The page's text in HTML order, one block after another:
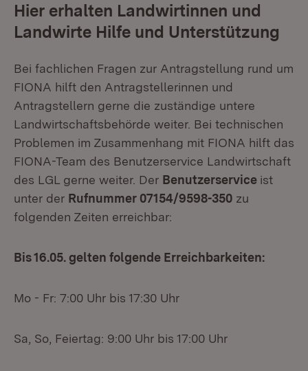
Hier erhalten Landwirtinnen und
Landwirte Hilfe und Unterstützung
Bei fachlichen Fragen zur Antragstellung rund um
FIONA hilft den Antragstellerinnen und
Antragstellern gerne die zuständige untere
Landwirtschaftsbehörde weiter. Bei technischen
Problemen im Zusammenhang mit FIONA hilft das
FIONA-Team des Benutzerservice Landwirtschaft
des LGL gerne weiter. Der Benutzerservice ist
unter der Rufnummer 07154/9598-350 zu
folgenden Zeiten erreichbar:
Bis 16.05. gelten folgende Erreichbarkeiten:
Mo - Fr: 7:00 Uhr bis 17:30 Uhr
Sa, So, Feiertag: 9:00 Uhr bis 17:00 Uhr